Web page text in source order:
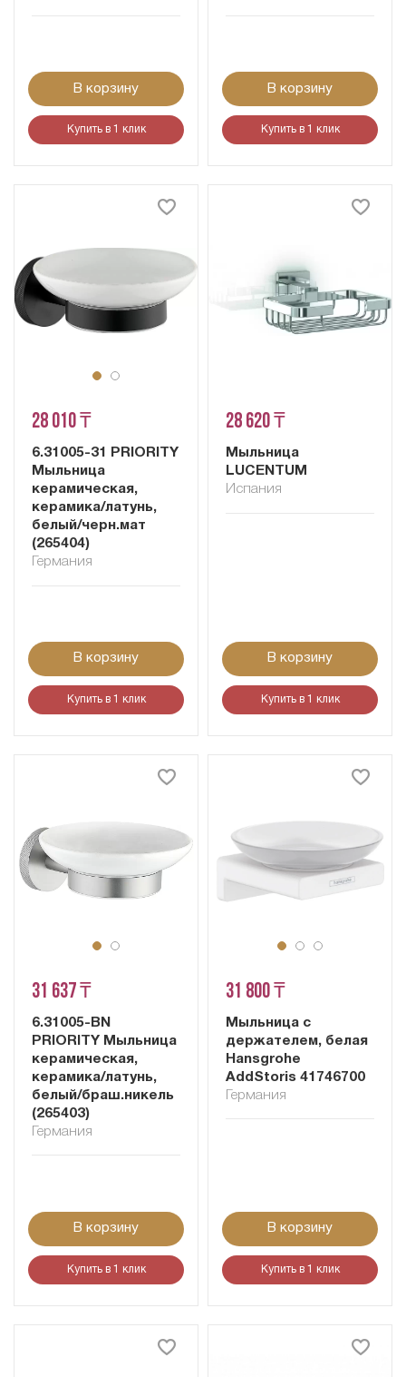
В корзину
Купить в 1 клик
В корзину
Купить в 1 клик
28 010 ₸
6.31005-31 PRIORITY
Мыльница
керамическая,
керамика/латунь,
белый/черн.мат
(265404)
Германия
В корзину
Купить в 1 клик
28 620 ₸
Мыльница
LUCENTUM
Испания
В корзину
Купить в 1 клик
31 637 ₸
6.31005-BN
PRIORITY Мыльница
керамическая,
керамика/латунь,
белый/браш.никель
(265403)
Германия
В корзину
Купить в 1 клик
31 800 ₸
Мыльница с
держателем, белая
Hansgrohe
AddStoris 41746700
Германия
В корзину
Купить в 1 клик